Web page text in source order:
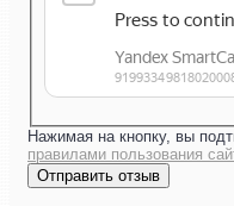
Нажимая на кнопку, вы
правилами пользования
Отправить отзыв